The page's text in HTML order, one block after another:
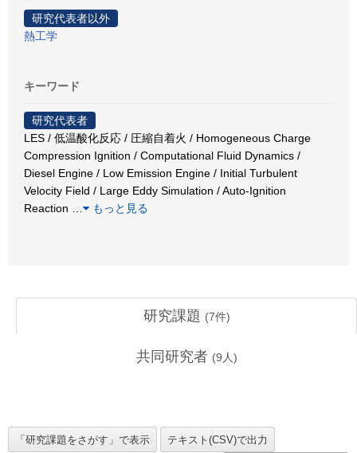
研究代表者以外
熱工学
キーワード
研究代表者
LES / 低温酸化反応 / 圧縮自着火 / Homogeneous Charge
Compression Ignition / Computational Fluid Dynamics /
Diesel Engine / Low Emission Engine / Initial Turbulent
Velocity Field / Large Eddy Simulation / Auto-Ignition
Reaction
もっと見る
研究課題 (7件)
共同研究者 (9 人)